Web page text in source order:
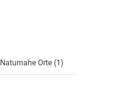
Naturnahe Orte (1)